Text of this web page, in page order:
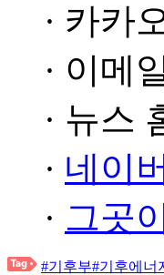
· 카카
· 이메
· 뉴스
· 네이
· 그곳
#기후부#기후에너